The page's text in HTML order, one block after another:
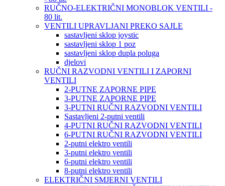
RUČNO-ELEKTRIČNI MONOBLOK VENTILI -
80 lit.
VENTILI UPRAVLJANI PREKO SAJLE
sastavljeni sklop joystic
sastavljeni sklop 1 poz
sastavljeni sklop dupla poluga
djelovi
RUČNI RAZVODNI VENTILI I ZAPORNI
VENTILI
2-PUTNE ZAPORNE PIPE
3-PUTNE ZAPORNE PIPE
3-PUTNI RUČNI RAZVODNI VENTILI
Sastavljeni 2-putni ventili
4-PUTNI RUČNI RAZVODNI VENTILI
6-PUTNI RUČNI RAZVODNI VENTILI
2-putni elektro ventili
3-putni elektro ventili
6-putni elektro ventili
8-putni elektro ventili
ELEKTRIČNI SMJERNI VENTILI